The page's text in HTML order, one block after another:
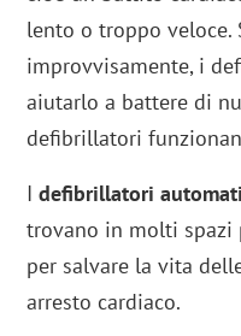
lento o troppo veloce.
improvvisamente, i
aiutarlo a battere di
defibrillatori
Idefibrillatori
trovano in molti
per salvare la vita
arresto cardiaco.